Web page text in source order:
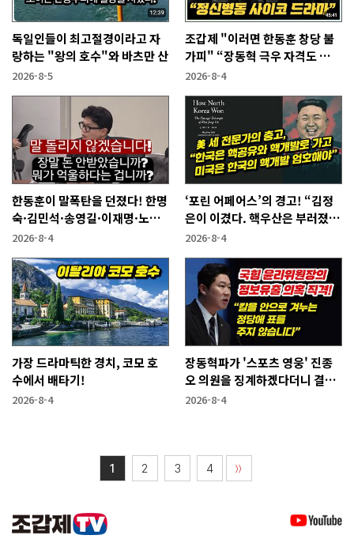
독일인들이 최고절경이라고 자
랑하는 "왕의 호수"와 바츠만 산
2026-8-5
조갑제 "이러면 한동훈 창당 불
가피" “장동혁 극우 자격도 없
어...2억 쓰고 성과 없어”
2026-8-4
한동훈이 말폭탄을 던졌다! 한명
숙·김민석·송영길·이재명·노
무현에게
2026-8-4
‘포린 어페어스’의 경고! “김정
은이 이겼다. 핵우산은 부러졌
다”
2026-8-4
가장 드라마틱한 경치, 코모 호
수에서 배타기!
2026-8-4
장동혁파가 '스포츠 영웅' 진종
오 의원을 징계하겠다더니 결국
···
2026-8-4
1 2 3 4 〉〉